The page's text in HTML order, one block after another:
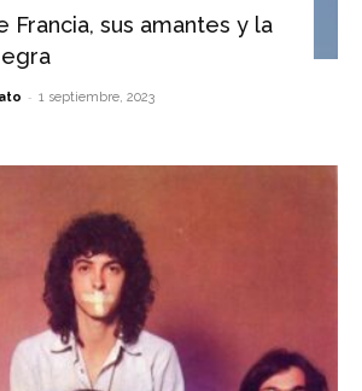
Francia, sus amantes y la
- 1 septiembre, 2023